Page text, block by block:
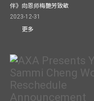
伴》向恩师梅艷芳致敬
2023-12-31
更多